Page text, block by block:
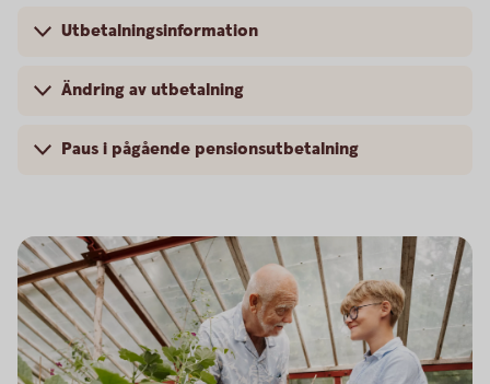
Utbetalningsinformation
Ändring av utbetalning
Paus i pågående pensionsutbetalning